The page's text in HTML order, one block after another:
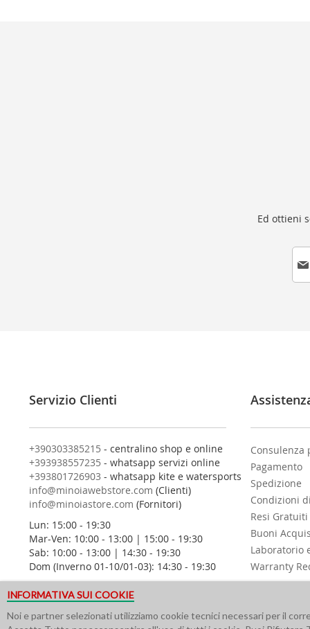
Ed ottieni
I
c
l
n
o
s
t
r
a
N
e
w
s
l
e
t
Servizio Clienti
+390303385215 - centralino shop e online
+393938557235 - whatsapp servizi online
+393801726903 - whatsapp kite e watersports
info@minoiawebstore.com (Clienti)
info@minoiastore.com (Fornitori)
Lun: 15:00 - 19:30
Mar-Ven: 10:00 - 13:00 | 15:00 - 19:30
Sab: 10:00 - 13:00 | 14:30 - 19:30
Dom (Inverno 01-10/01-03): 14:30 - 19:30
Consulenza
Pagamento
Spedizione
Condizioni
Resi Gratuiti
Buoni
Laboratorio
Warranty
INFORMATIVA SUI COOKIE
Noi e partner selezionati utilizziamo cookie tecnici necessari per il